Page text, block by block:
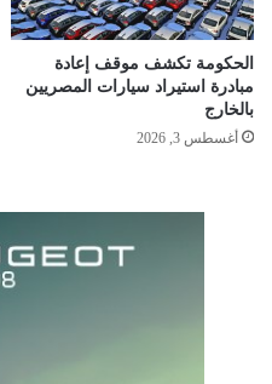
الحكومة تكشف موقف إعادة
مبادرة استيراد سيارات المصريين
بالخارج
أغسطس 3, 2026